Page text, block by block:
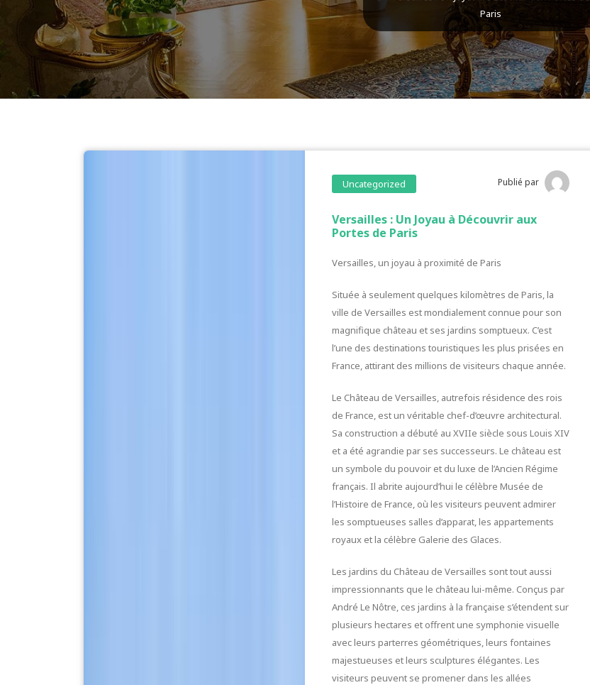
Paris
Uncategorized Publié par
Versailles : Un Joyau à Découvrir aux
Portes de Paris
Versailles, un joyau à proximité de Paris
Située à seulement quelques kilomètres de Paris, la
ville de Versailles est mondialement connue pour son
magnifique château et ses jardins somptueux. C’est
l’une des destinations touristiques les plus prisées en
France, attirant des millions de visiteurs chaque année.
Le Château de Versailles, autrefois résidence des rois
de France, est un véritable chef-d’œuvre architectural.
Sa construction a débuté au XVIIe siècle sous Louis XIV
et a été agrandie par ses successeurs. Le château est
un symbole du pouvoir et du luxe de l’Ancien Régime
français. Il abrite aujourd’hui le célèbre Musée de
l’Histoire de France, où les visiteurs peuvent admirer
les somptueuses salles d’apparat, les appartements
royaux et la célèbre Galerie des Glaces.
Les jardins du Château de Versailles sont tout aussi
impressionnants que le château lui-même. Conçus par
André Le Nôtre, ces jardins à la française s’étendent sur
plusieurs hectares et offrent une symphonie visuelle
avec leurs parterres géométriques, leurs fontaines
majestueuses et leurs sculptures élégantes. Les
visiteurs peuvent se promener dans les allées